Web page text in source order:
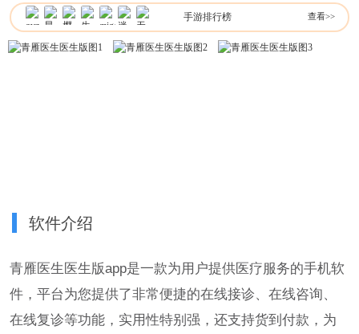
手游排行榜 查看>>
软件介绍
青雁医生医生版app是一款为用户提供医疗服务的手机软
件，平台为您提供了非常便捷的在线接诊、在线咨询、
在线复诊等功能，实用性特别强，还支持货到付款，为